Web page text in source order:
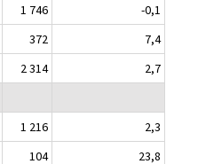
1 746
-0,1
372
7,4
2 314
2,7
1 216
2,3
104
23,8